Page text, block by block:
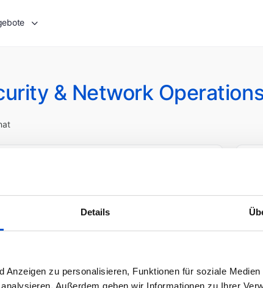
Details
Anzeigen zu personalisieren, Funktionen für soziale
Außerdem geben wir Informationen zu Ihrer
& Network